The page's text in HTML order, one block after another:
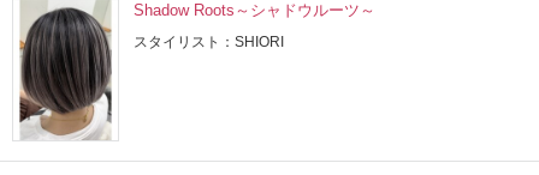
Shadow Roots～シャドウルーツ～
スタイリスト：SHIORI